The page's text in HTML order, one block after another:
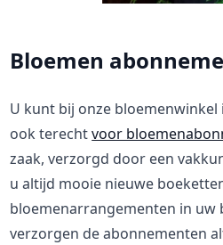
Bloemen
U kunt bij onze
ook terechtvoor
zaak, verzorgd door een
u altijd mooie nieuwe
bloemenarrangementen in uw
verzorgen de abonnementen